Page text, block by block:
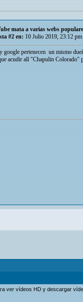
mata a varias webs
#2 en:10 Julio 2019, 23:12 pm
google pertenecen un mismo
acudir all "Chapulin Colorado"
ver vídeos HD y descargar